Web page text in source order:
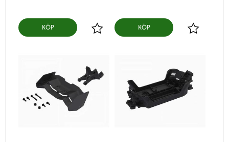
Lägg till i favoriter
KÖP
Lägg till i
KÖP